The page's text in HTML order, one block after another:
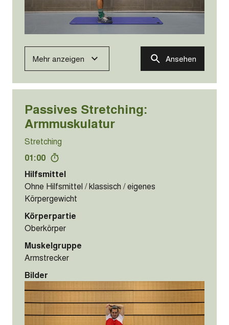
Mehr anzeigen Ansehen
Passives Stretching:
Armmuskulatur
Stretching
01:00
Hilfsmittel
Ohne Hilfsmittel / klassisch / eigenes
Körpergewicht
Körperpartie
Oberkörper
Muskelgruppe
Armstrecker
Bilder